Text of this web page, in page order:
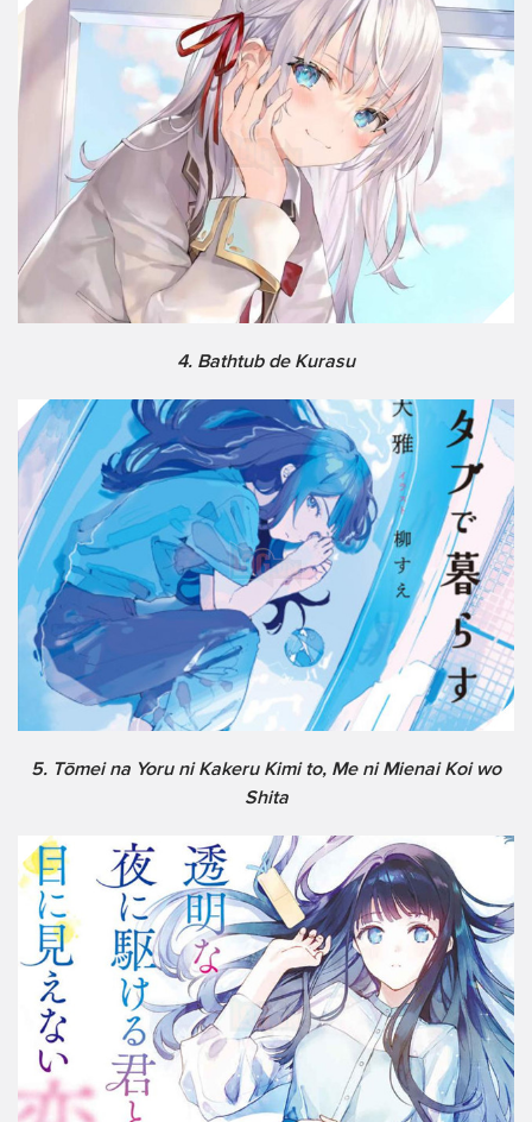
4. Bathtub de Kurasu
5. Tōmei na Yoru ni Kakeru Kimi to, Me ni Mienai Koi wo
Shita